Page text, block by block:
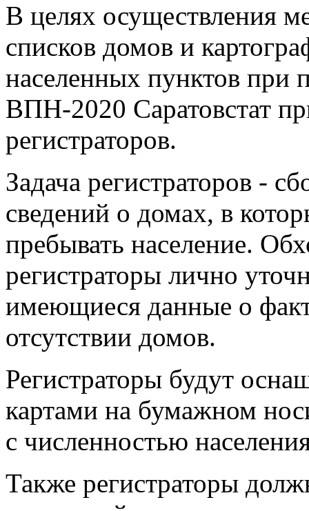
В целях осуществления
списков домов и
населенных пунктов при
ВПН-2020 Саратовстат
регистраторов.
Задача регистраторов -
сведений о домах, в
пребывать население.
регистраторы лично
имеющиеся данные о
отсутствии домов.
Регистраторы будут
картами на бумажном
с численностью
Также регистраторы